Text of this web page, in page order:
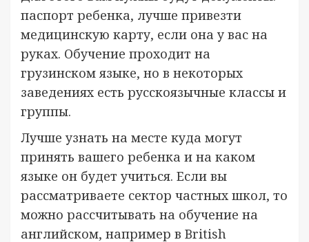
паспорт ребенка, лучше привезти
медицинскую карту, если она у вас на
руках. Обучение проходит на
грузинском языке, но в некоторых
заведениях есть русскоязычные классы и
группы.
Лучше узнать на месте куда могут
принять вашего ребенка и на каком
языке он будет учиться. Если вы
рассматриваете сектор частных школ, то
можно рассчитывать на обучение на
английском, например в British